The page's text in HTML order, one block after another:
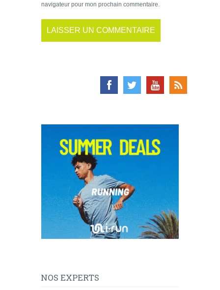
navigateur pour mon prochain commentaire.
NOS EXPERTS